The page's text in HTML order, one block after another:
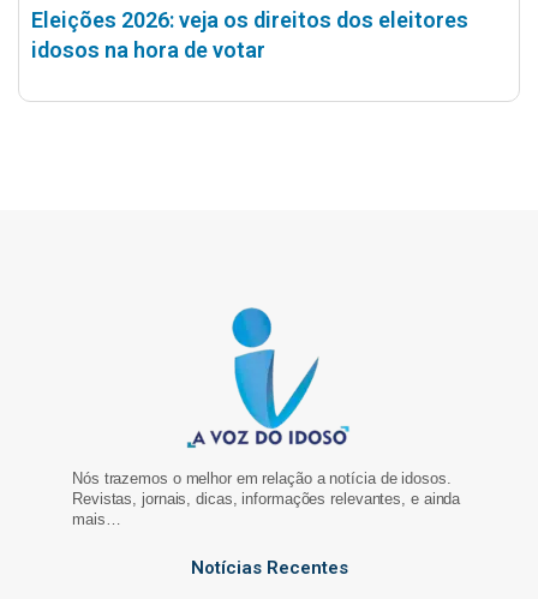
Eleições 2026: veja os direitos dos eleitores
idosos na hora de votar
Nós trazemos o melhor em relação a notícia de idosos.
Revistas, jornais, dicas, informações relevantes, e ainda
mais…
Notícias Recentes